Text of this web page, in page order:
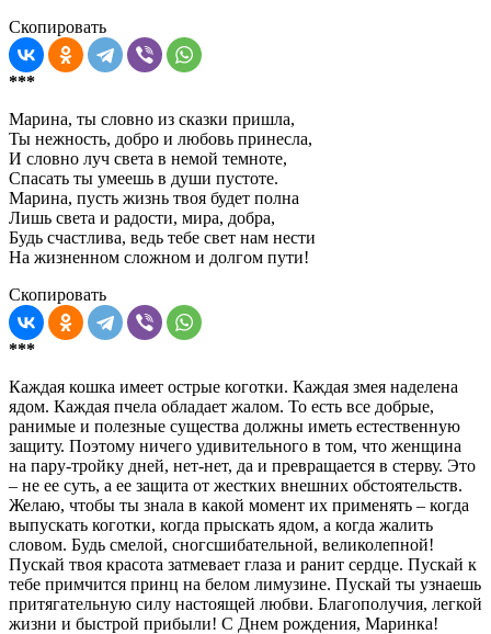
Скопировать
***
Марина, ты словно из сказки пришла,
Ты нежность, добро и любовь принесла,
И словно луч света в немой темноте,
Спасать ты умеешь в души пустоте.
Марина, пусть жизнь твоя будет полна
Лишь света и радости, мира, добра,
Будь счастлива, ведь тебе свет нам нести
На жизненном сложном и долгом пути!
Скопировать
***
Каждая кошка имеет острые коготки. Каждая змея наделена
ядом. Каждая пчела обладает жалом. То есть все добрые,
ранимые и полезные существа должны иметь естественную
защиту. Поэтому ничего удивительного в том, что женщина
на пару-тройку дней, нет-нет, да и превращается в стерву. Это
– не ее суть, а ее защита от жестких внешних обстоятельств.
Желаю, чтобы ты знала в какой момент их применять – когда
выпускать коготки, когда прыскать ядом, а когда жалить
словом. Будь смелой, сногсшибательной, великолепной!
Пускай твоя красота затмевает глаза и ранит сердце. Пускай к
тебе примчится принц на белом лимузине. Пускай ты узнаешь
притягательную силу настоящей любви. Благополучия, легкой
жизни и быстрой прибыли! С Днем рождения, Маринка!